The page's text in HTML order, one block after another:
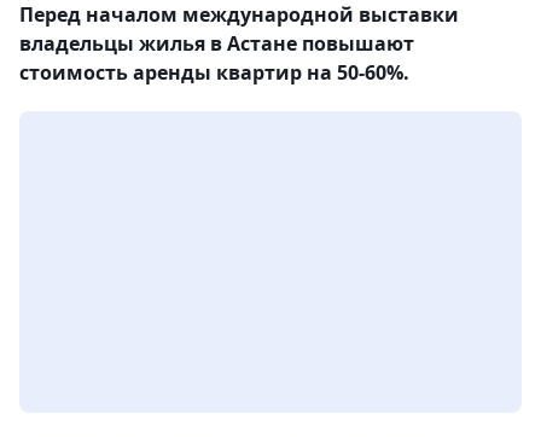
Перед началом международной выставки
владельцы жилья в Астане повышают
стоимость аренды квартир на 50-60%.